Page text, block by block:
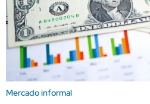
Mercado informal